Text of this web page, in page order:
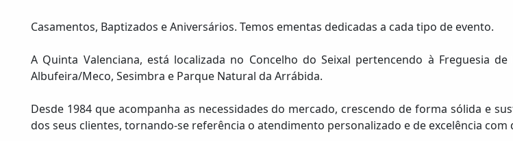
Casamentos, Baptizados e Aniversários. Temos ementas dedicadas a cada tipo de evento.
A Quinta Valenciana, está localizada no Concelho do Seixal pertencendo à Freguesia
Albufeira/Meco, Sesimbra e Parque Natural da Arrábida.
Desde 1984 que acompanha as necessidades do mercado, crescendo de forma sólida e
dos seus clientes, tornando-se referência o atendimento personalizado e de excelência com